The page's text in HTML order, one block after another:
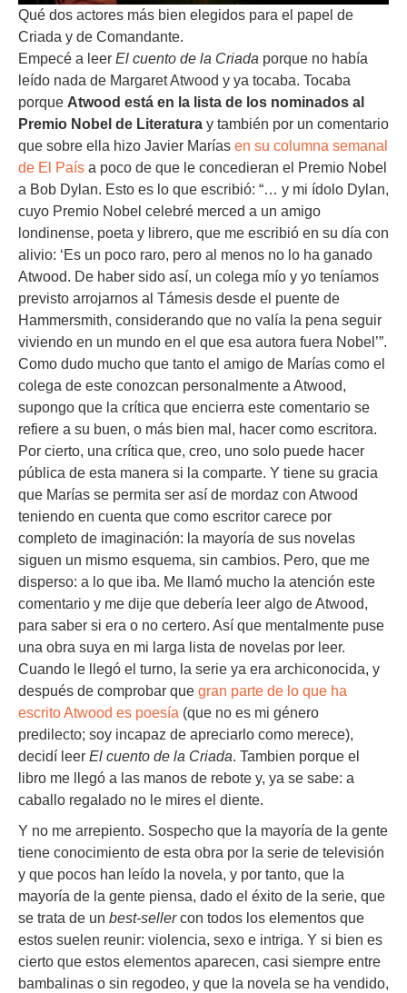
Qué dos actores más bien elegidos para el papel de
Criada y de Comandante.
Empecé a leer El cuento de la Criada porque no había
leído nada de Margaret Atwood y ya tocaba. Tocaba
porque Atwood está en la lista de los nominados al
Premio Nobel de Literatura y también por un comentario
que sobre ella hizo Javier Marías en su columna semanal
de El País a poco de que le concedieran el Premio Nobel
a Bob Dylan. Esto es lo que escribió: “… y mi ídolo Dylan,
cuyo Premio Nobel celebré merced a un amigo
londinense, poeta y librero, que me escribió en su día con
alivio: ‘Es un poco raro, pero al menos no lo ha ganado
Atwood. De haber sido así, un colega mío y yo teníamos
previsto arrojarnos al Támesis desde el puente de
Hammer­smith, considerando que no valía la pena seguir
viviendo en un mundo en el que esa autora fuera Nobel’”.
Como dudo mucho que tanto el amigo de Marías como el
colega de este conozcan personalmente a Atwood,
supongo que la crítica que encierra este comentario se
refiere a su buen, o más bien mal, hacer como escritora.
Por cierto, una crítica que, creo, uno solo puede hacer
pública de esta manera si la comparte. Y tiene su gracia
que Marías se permita ser así de mordaz con Atwood
teniendo en cuenta que como escritor carece por
completo de imaginación: la mayoría de sus novelas
siguen un mismo esquema, sin cambios. Pero, que me
disperso: a lo que iba. Me llamó mucho la atención este
comentario y me dije que debería leer algo de Atwood,
para saber si era o no certero. Así que mentalmente puse
una obra suya en mi larga lista de novelas por leer.
Cuando le llegó el turno, la serie ya era archiconocida, y
después de comprobar que gran parte de lo que ha
escrito Atwood es poesía (que no es mi género
predilecto; soy incapaz de apreciarlo como merece),
decidí leer El cuento de la Criada. Tambien porque el
libro me llegó a las manos de rebote y, ya se sabe: a
caballo regalado no le mires el diente.
Y no me arrepiento. Sospecho que la mayoría de la gente
tiene conocimiento de esta obra por la serie de televisión
y que pocos han leído la novela, y por tanto, que la
mayoría de la gente piensa, dado el éxito de la serie, que
se trata de un best-sellercon todos los elementos que
estos suelen reunir: violencia, sexo e intriga. Y si bien es
cierto que estos elementos aparecen, casi siempre entre
bambalinas o sin regodeo, y que la novela se ha vendido,